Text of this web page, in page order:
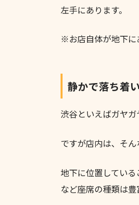
左手にあります。
※お店自体が地下に
静かで落ち着
渋谷といえばガヤガ
ですが店内は、そ
地下に位置してい
など座席の種類は豊